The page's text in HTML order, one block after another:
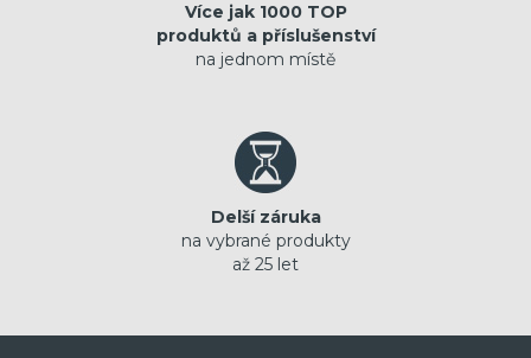
Více jak 1000 TOP
produktů a příslušenství
na jednom místě
Delší záruka
na vybrané produkty
až 25 let